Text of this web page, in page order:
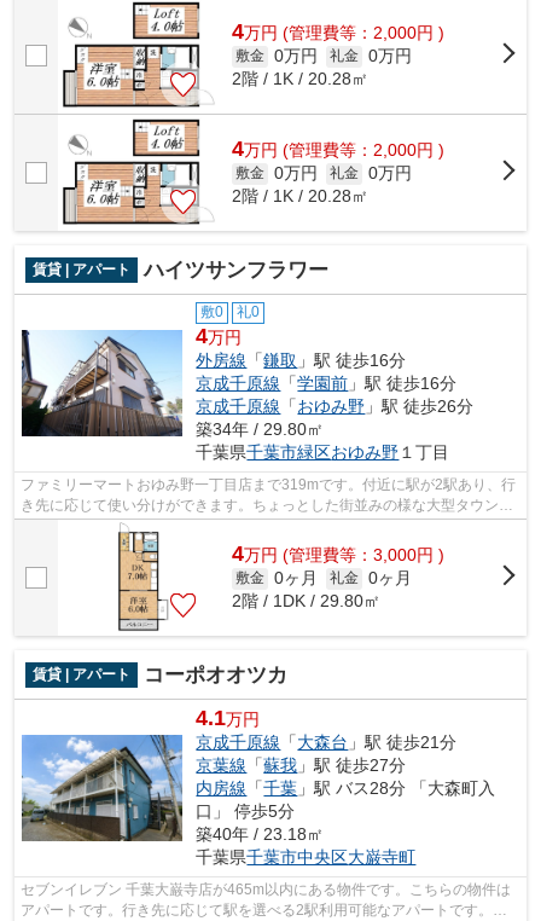
トです。ビジネスマンには必須の、イン...
4万円 (管理費等：2,000円 )
敷金 0万円 礼金 0万円
2階 / 1K / 20.28㎡
4万円 (管理費等：2,000円 )
敷金 0万円 礼金 0万円
2階 / 1K / 20.28㎡
賃貸 | アパート ハイツサンフラワー
敷0 礼0
4万円
外房線 「鎌取 」駅 徒歩16分
京成千原線 「学園前 」駅 徒歩16分
京成千原線 「おゆみ野 」駅 徒歩26分
築34年 / 29.80㎡
千葉県千葉市緑区おゆみ野 １丁目
ファミリーマートおゆみ野一丁目店まで319mです。付近に駅が2駅あり、行
き先に応じて使い分けができます。ちょっとした街並みの様な大型タウン内
の物件になります。株式会社ネイティブ...
4万円 (管理費等：3,000円 )
敷金 0ヶ月 礼金 0ヶ月
2階 / 1DK / 29.80㎡
賃貸 | アパート コーポオオツカ
4.1万円
京成千原線 「大森台 」駅 徒歩21分
京葉線 「蘇我 」駅 徒歩27分
内房線 「千葉 」駅 バス28分 「大森町入
口」 停歩5分
築40年 / 23.18㎡
千葉県千葉市中央区大巌寺町
セブンイレブン 千葉大巌寺店が465m以内にある物件です。こちらの物件は
アパートです。行き先に応じて駅を選べる2駅利用可能なアパートです。株